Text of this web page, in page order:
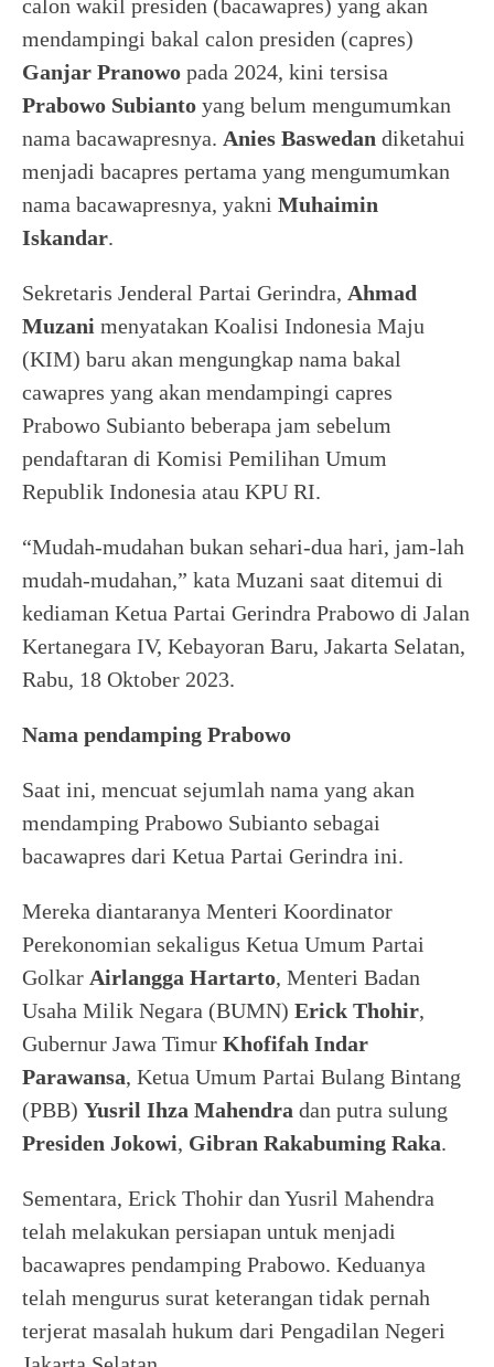
calon wakil presiden (bacawapres) yang akan
mendampingi bakal calon presiden (capres)
Ganjar Pranowo pada 2024, kini tersisa
Prabowo Subianto yang belum mengumumkan
nama bacawapresnya. Anies Baswedan diketahui
menjadi bacapres pertama yang mengumumkan
nama bacawapresnya, yakni Muhaimin
Iskandar.
Sekretaris Jenderal Partai Gerindra, Ahmad
Muzani menyatakan Koalisi Indonesia Maju
(KIM) baru akan mengungkap nama bakal
cawapres yang akan mendampingi capres
Prabowo Subianto beberapa jam sebelum
pendaftaran di Komisi Pemilihan Umum
Republik Indonesia atau KPU RI.
“Mudah-mudahan bukan sehari-dua hari, jam-lah
mudah-mudahan,” kata Muzani saat ditemui di
kediaman Ketua Partai Gerindra Prabowo di Jalan
Kertanegara IV, Kebayoran Baru, Jakarta Selatan,
Rabu, 18 Oktober 2023.
Nama pendamping Prabowo
Saat ini, mencuat sejumlah nama yang akan
mendamping Prabowo Subianto sebagai
bacawapres dari Ketua Partai Gerindra ini.
Mereka diantaranya Menteri Koordinator
Perekonomian sekaligus Ketua Umum Partai
Golkar Airlangga Hartarto, Menteri Badan
Usaha Milik Negara (BUMN) Erick Thohir,
Gubernur Jawa Timur Khofifah Indar
Parawansa, Ketua Umum Partai Bulang Bintang
(PBB) Yusril Ihza Mahendra dan putra sulung
Presiden Jokowi, Gibran Rakabuming Raka.
Sementara, Erick Thohir dan Yusril Mahendra
telah melakukan persiapan untuk menjadi
bacawapres pendamping Prabowo. Keduanya
telah mengurus surat keterangan tidak pernah
terjerat masalah hukum dari Pengadilan Negeri